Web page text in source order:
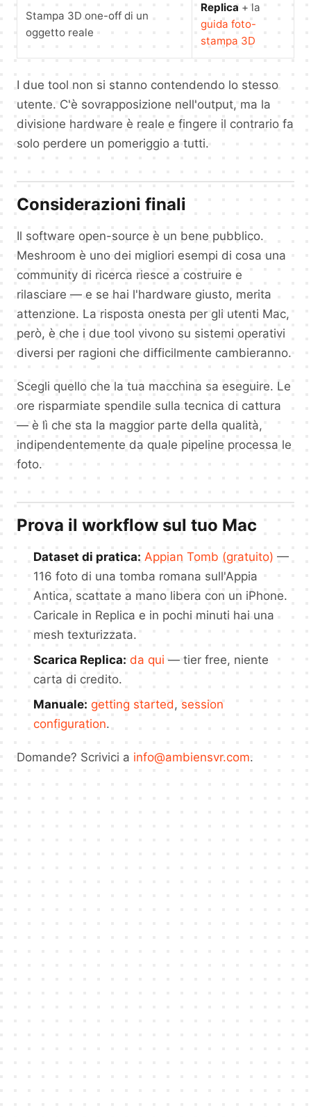
Stampa 3D one-off di un
oggetto reale
Replica + la
guida foto-
stampa 3D
I due tool non si stanno contendendo lo stesso
utente. C'è sovrapposizione nell'output, ma la
divisione hardware è reale e fingere il contrario fa
solo perdere un pomeriggio a tutti.
Considerazioni finali
Il software open-source è un bene pubblico.
Meshroom è uno dei migliori esempi di cosa una
community di ricerca riesce a costruire e
rilasciare — e se hai l'hardware giusto, merita
attenzione. La risposta onesta per gli utenti Mac,
però, è che i due tool vivono su sistemi operativi
diversi per ragioni che difficilmente cambieranno.
Scegli quello che la tua macchina sa eseguire. Le
ore risparmiate spendile sulla tecnica di cattura
— è lì che sta la maggior parte della qualità,
indipendentemente da quale pipeline processa le
foto.
Prova il workflow sul tuo Mac
Dataset di pratica: Appian Tomb (gratuito) —
116 foto di una tomba romana sull'Appia
Antica, scattate a mano libera con un iPhone.
Caricale in Replica e in pochi minuti hai una
mesh texturizzata.
Scarica Replica: da qui — tier free, niente
carta di credito.
Manuale: getting started , session
configuration.
Domande? Scrivici a info@ambiensvr.com.